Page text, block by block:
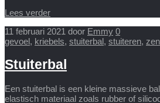
Lees verder
11 februari 2021 door Emmy 0
gevoel, kriebels, stuiterbal, stuiteren,
Stuiterbal
Een stuiterbal is een kleine massieve
elastisch materiaal zoals rubber of